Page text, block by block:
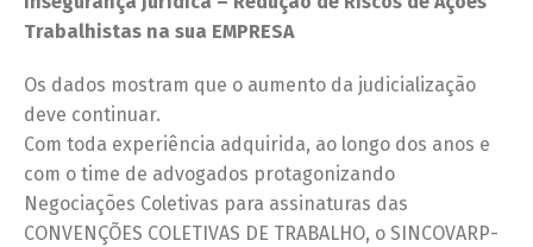
Trabalhistas na sua EMPRESA
Os dados mostram que o aumento da judicialização
deve continuar.
Com toda experiência adquirida, ao longo dos anos e
com o time de advogados protagonizando
Negociações Coletivas para assinaturas das
CONVENÇÕES COLETIVAS DE TRABALHO, o SINCOVARP-